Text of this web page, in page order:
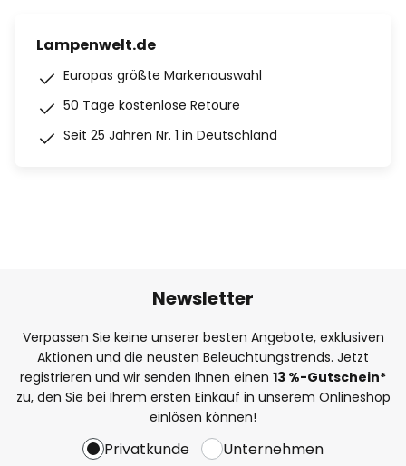
Lampenwelt.de
Europas größte Markenauswahl
50 Tage kostenlose Retoure
Seit 25 Jahren Nr. 1 in Deutschland
Newsletter
Verpassen Sie keine unserer besten Angebote, exklusiven
Aktionen und die neusten Beleuchtungstrends. Jetzt
registrieren und wir senden Ihnen einen 13 %-Gutschein*
zu, den Sie bei Ihrem ersten Einkauf in unserem Onlineshop
einlösen können!
Privatkunde Unternehmen